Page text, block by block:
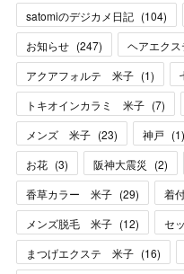
satomiのデジカメ日記 (104)
お知らせ (247) ヘアエクス
アクアフォルテ 米子 (1)
トキオインカラミ 米子 (7)
メンズ 米子 (23) 神戸 (1)
お花 (3) 阪神大震災 (2)
香草カラー 米子 (29) 着
メンズ脱毛 米子 (12) セ
まつげエクステ 米子 (16)